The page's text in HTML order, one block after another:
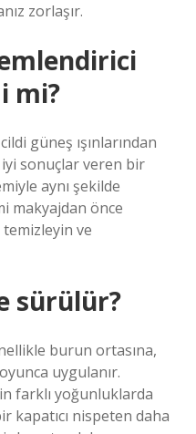
zorlaşır.
mi?
güneş ışınlarından
sonuçlar veren bir
aynı şekilde
makyajdan önce
ve
sürülür?
burun ortasına,
uygulanır.
farklı yoğunluklarda
kapatıcı nispeten daha